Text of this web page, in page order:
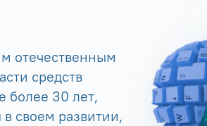
отечественным
средств
более 30 лет,
своем развитии,